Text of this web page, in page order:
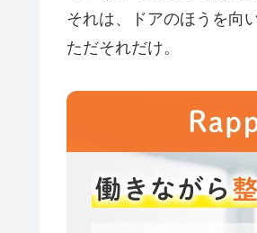
それは、ドアのほうを向
ただそれだけ。